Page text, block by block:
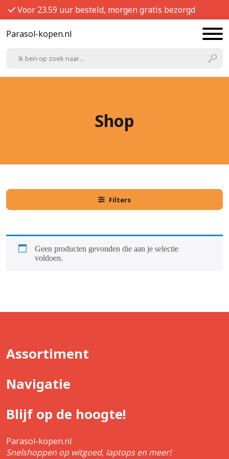
Voor 23.59 uur besteld, morgen gratis bezorgd
Parasol-kopen.nl
Shop
Filters
Geen producten gevonden die aan je selectie
voldoen.
Assortiment
Navigatie
Blijf op de hoogte!
Parasol-kopen.nl
Snelshoppen op witgoed, laptops en meer!